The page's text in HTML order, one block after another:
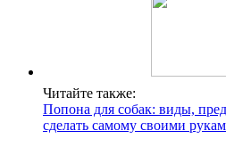
Читайте также:
Попона для собак: виды,
сделать самому своими